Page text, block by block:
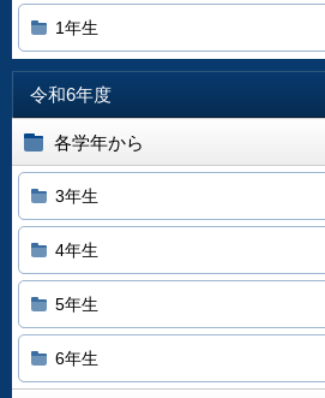
1年生
令和6年度
各学年から
3年生
4年生
5年生
6年生